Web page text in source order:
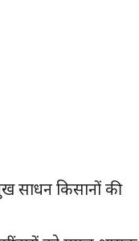
साधन किसानों की